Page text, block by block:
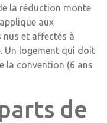
la réduction monte
aux
nus et affectés à
Un logement qui doit
la convention (6 ans
de